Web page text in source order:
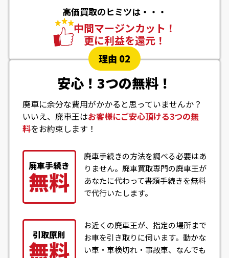
高価買取のヒミツは・・・
中間マージンカット！
更に利益を還元！
理由 02
安心！3つの無料！
廃車に余分な費用がかかると思っていませんか？
いいえ、廃車王はお客様にご安心頂ける3つの無
料をお約束します！
廃車手続き
無料
廃車手続きの方法を調べる必要はあ
りません。廃車買取専門の廃車王が
あなたに代わって書類手続きを無料
で代行いたします。
引取原則
無料
お近くの廃車王が、指定の場所まで
お車を引き取りに伺います。動かな
い車・車検切れ・事故車、なんでも